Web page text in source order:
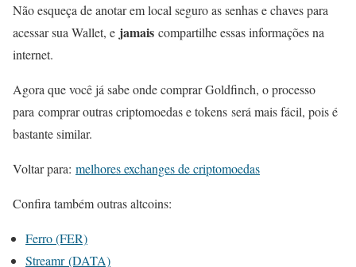
Não esqueça de anotar em local seguro as senhas e chaves para
acessar sua Wallet, e jamais compartilhe essas informações na
internet.
Agora que você já sabe onde comprar Goldfinch, o processo
para comprar outras criptomoedas e tokens será mais fácil, pois é
bastante similar.
Voltar para: melhores exchanges de criptomoedas
Confira também outras altcoins:
Ferro (FER)
Streamr (DATA)